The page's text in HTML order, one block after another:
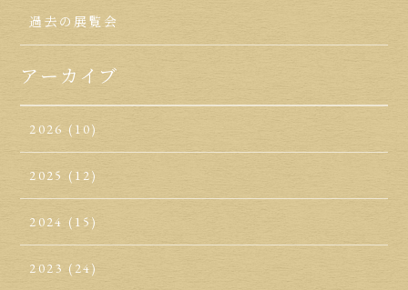
過去の展覧会
アーカイブ
2026 (10)
2025 (12)
2024 (15)
2023 (24)